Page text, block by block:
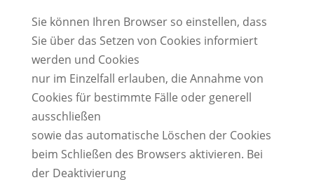
Sie können Ihren Browser so einstellen, dass
Sie über das Setzen von Cookies informiert
werden und Cookies
nur im Einzelfall erlauben, die Annahme von
Cookies für bestimmte Fälle oder generell
ausschließen
sowie das automatische Löschen der Cookies
beim Schließen des Browsers aktivieren. Bei
der Deaktivierung